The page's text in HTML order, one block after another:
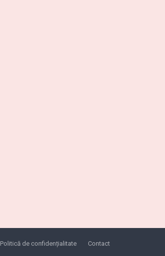
Politică de confidențialitate Contact